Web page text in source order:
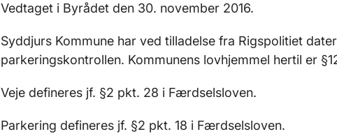
Vedtaget i Byrådet den 30. november 2016.
Syddjurs Kommune har ved tilladelse fra Rigspolitiet
parkeringskontrollen. Kommunens lovhjemmel hertil er
Veje defineres jf. §2 pkt. 28 i Færdselsloven.
Parkering defineres jf. §2 pkt. 18 i Færdselsloven.